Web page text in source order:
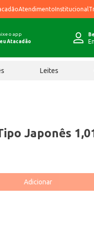
AtendimentoInstitucional
o app
Atacadão
Leites
Japonês
Adicionar